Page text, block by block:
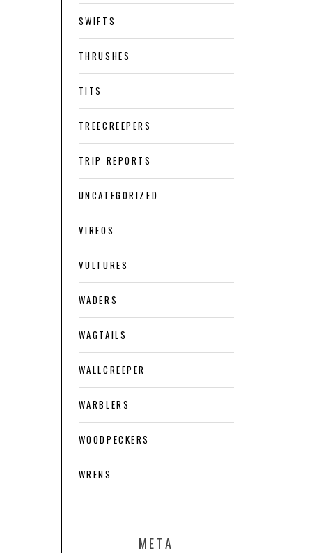
SWIFTS
THRUSHES
TITS
TREECREEPERS
TRIP REPORTS
UNCATEGORIZED
VIREOS
VULTURES
WADERS
WAGTAILS
WALLCREEPER
WARBLERS
WOODPECKERS
WRENS
META